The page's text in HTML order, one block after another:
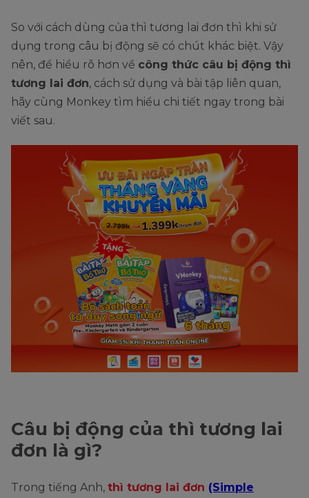
So với cách dùng của thì tương lai đơn thì khi sử
dụng trong câu bị động sẽ có chút khác biệt. Vậy
nên, để hiểu rõ hơn về công thức câu bị động thì
tương lai đơn, cách sử dụng và bài tập liên quan,
hãy cùng Monkey tìm hiểu chi tiết ngay trong bài
viết sau.
Câu bị động của thì tương lai
đơn là gì?
Trong tiếng Anh, thì tương lai đơn (Simple